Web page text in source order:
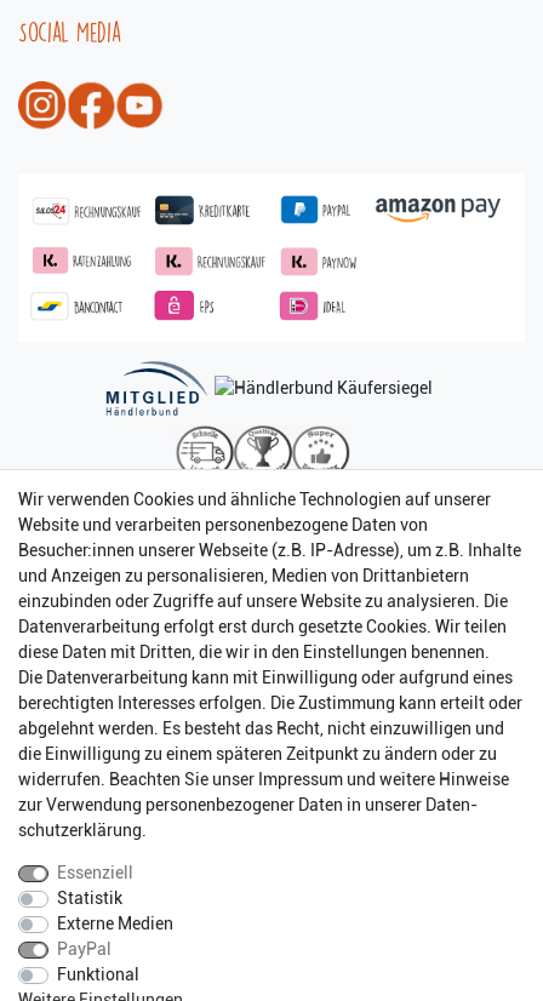
Social Media
Impressum Daten­schutz­erklärung AGB
Barrierefreiheitserklärung
* Alle Preise inkl. gesetzlichen Mehrwertsteuer zzgl.
Wir verwenden Cookies und ähnliche Technologien auf unserer
Website und verarbeiten personenbezogene Daten von
Besucher:innen unserer Webseite (z.B. IP-Adresse), um z.B. Inhalte
und Anzeigen zu personalisieren, Medien von Drittanbietern
einzubinden oder Zugriffe auf unsere Website zu analysieren. Die
Datenverarbeitung erfolgt erst durch gesetzte Cookies. Wir teilen
diese Daten mit Dritten, die wir in den Einstellungen benennen.
Die Datenverarbeitung kann mit Einwilligung oder aufgrund eines
berechtigten Interesses erfolgen. Die Zustimmung kann erteilt oder
abgelehnt werden. Es besteht das Recht, nicht einzuwilligen und
die Einwilligung zu einem späteren Zeitpunkt zu ändern oder zu
widerrufen. Beachten Sie unser Impressum und weitere Hinweise
zur Verwendung personenbezogener Daten in unserer Daten­
schutz­erklärung
Essenziell
Statistik
Externe Medien
PayPal
Funktional